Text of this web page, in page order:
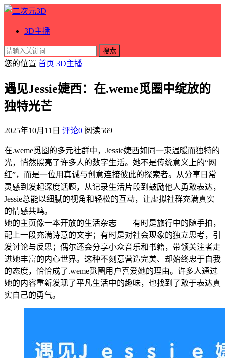
3D主播
搜索
您的位置 首页 3D主播
遇见Jessie婕西：在.weme觅圈中绽放的
独特光芒
2025年10月11日 评论0 阅读569
在.weme觅圈的多元社群中，Jessie婕西如同一束温暖而独特的
光，悄然照亮了许多人的数字生活。她不是传统意义上的“网
红”，而是一位用真诚与创意连接彼此的探索者。从分享日常
灵感到发起深度话题，从记录生活片段到鼓励他人勇敢表达，
Jessie总能以细腻的视角和轻松的互动，让虚拟社群充满真实
的情感共鸣。
她的主页像一本开放的生活杂志——有时是旅行中的随手拍，
配上一段充满诗意的文字；有时是对社会现象的独立思考，引
发讨论与反思；偶尔还会分享小众音乐和书籍，带领关注者走
进她丰富的内心世界。这种不刻意营造完美、却始终忠于自我
的态度，恰恰成了.weme觅圈用户喜爱她的理由。许多人通过
她的内容重新发现了平凡生活中的趣味，也找到了敢于表达真
实自己的勇气。